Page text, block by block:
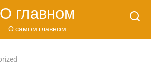
О главном
О самом главном